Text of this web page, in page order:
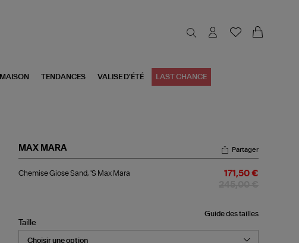
MAISON TENDANCES VALISE D'ÉTÉ LAST CHANCE
MAX MARA
Giose
Partager
Chemise Giose Sand, 'S Max Mara 171,50 €
Guide des tailles
Taille